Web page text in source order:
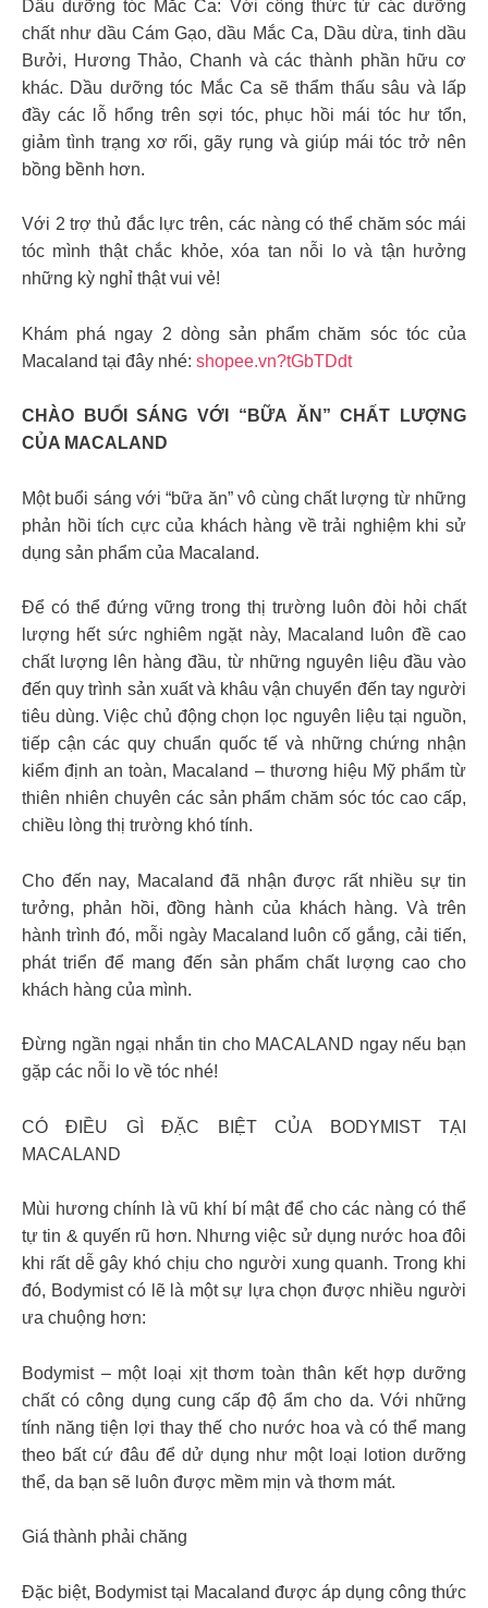
Dầu dưỡng tóc Mắc Ca: Với công thức từ các dưỡng
chất như dầu Cám Gạo, dầu Mắc Ca, Dầu dừa, tinh dầu
Bưởi, Hương Thảo, Chanh và các thành phần hữu cơ
khác. Dầu dưỡng tóc Mắc Ca sẽ thẩm thấu sâu và lấp
đầy các lỗ hổng trên sợi tóc, phục hồi mái tóc hư tổn,
giảm tình trạng xơ rối, gãy rụng và giúp mái tóc trở nên
bồng bềnh hơn.
Với 2 trợ thủ đắc lực trên, các nàng có thể chăm sóc mái
tóc mình thật chắc khỏe, xóa tan nỗi lo và tận hưởng
những kỳ nghỉ thật vui vẻ!
Khám phá ngay 2 dòng sản phẩm chăm sóc tóc của
Macaland tại đây nhé: shopee.vn?tGbTDdt
CHÀO BUỔI SÁNG VỚI “BỮA ĂN” CHẤT LƯỢNG
CỦA MACALAND
Một buổi sáng với “bữa ăn” vô cùng chất lượng từ những
phản hồi tích cực của khách hàng về trải nghiệm khi sử
dụng sản phẩm của Macaland.
Để có thể đứng vững trong thị trường luôn đòi hỏi chất
lượng hết sức nghiêm ngặt này, Macaland luôn đề cao
chất lượng lên hàng đầu, từ những nguyên liệu đầu vào
đến quy trình sản xuất và khâu vận chuyển đến tay người
tiêu dùng. Việc chủ động chọn lọc nguyên liệu tại nguồn,
tiếp cận các quy chuẩn quốc tế và những chứng nhận
kiểm định an toàn, Macaland – thương hiệu Mỹ phẩm từ
thiên nhiên chuyên các sản phẩm chăm sóc tóc cao cấp,
chiều lòng thị trường khó tính.
Cho đến nay, Macaland đã nhận được rất nhiều sự tin
tưởng, phản hồi, đồng hành của khách hàng. Và trên
hành trình đó, mỗi ngày Macaland luôn cố gắng, cải tiến,
phát triển để mang đến sản phẩm chất lượng cao cho
khách hàng của mình.
Đừng ngần ngại nhắn tin cho MACALAND ngay nếu bạn
gặp các nỗi lo về tóc nhé!
CÓ ĐIỀU GÌ ĐẶC BIỆT CỦA BODYMIST TẠI
MACALAND
Mùi hương chính là vũ khí bí mật để cho các nàng có thể
tự tin & quyến rũ hơn. Nhưng việc sử dụng nước hoa đôi
khi rất dễ gây khó chịu cho người xung quanh. Trong khi
đó, Bodymist có lẽ là một sự lựa chọn được nhiều người
ưa chuộng hơn:
Bodymist – một loại xịt thơm toàn thân kết hợp dưỡng
chất có công dụng cung cấp độ ẩm cho da. Với những
tính năng tiện lợi thay thế cho nước hoa và có thể mang
theo bất cứ đâu để dử dụng như một loại lotion dưỡng
thể, da bạn sẽ luôn được mềm mịn và thơm mát.
Giá thành phải chăng
Đặc biệt, Bodymist tại Macaland được áp dụng công thức